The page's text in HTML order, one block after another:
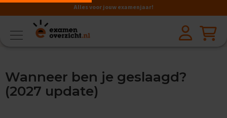
Alles voor jouw examenjaar!
VMBO
a
k
k
Wanneer ben je geslaagd?
(2027 update)